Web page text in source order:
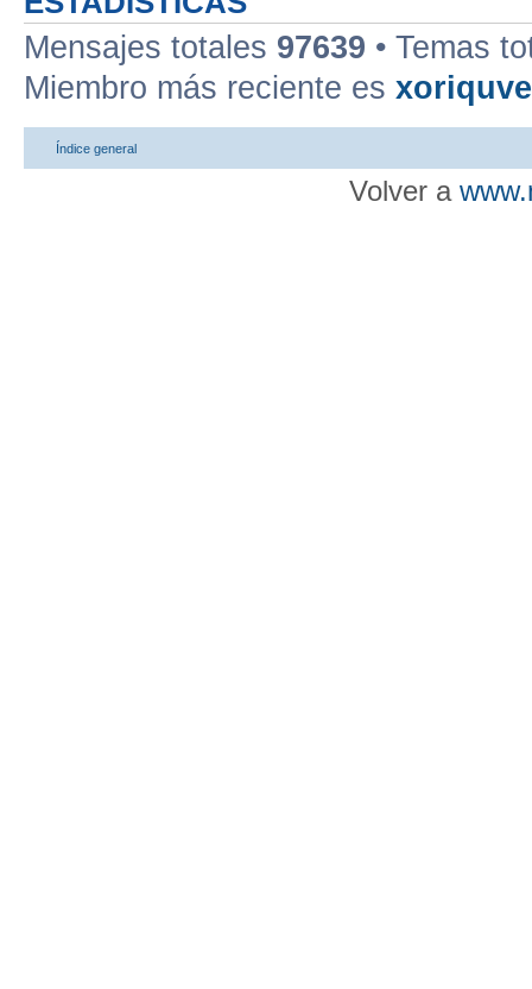
Mensajes totales 97639 • Temas
Miembro más reciente es
Índice general
Volver a